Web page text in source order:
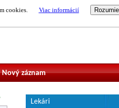
cookies. Viac informácií
Nový záznam
Lekári